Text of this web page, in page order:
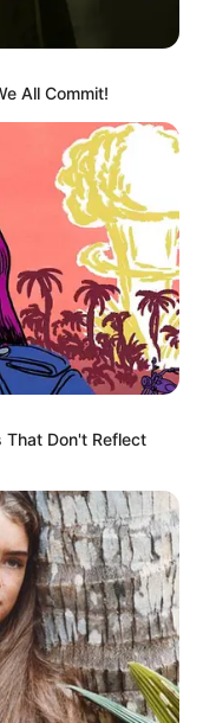
All Commit!
That Don't Reflect